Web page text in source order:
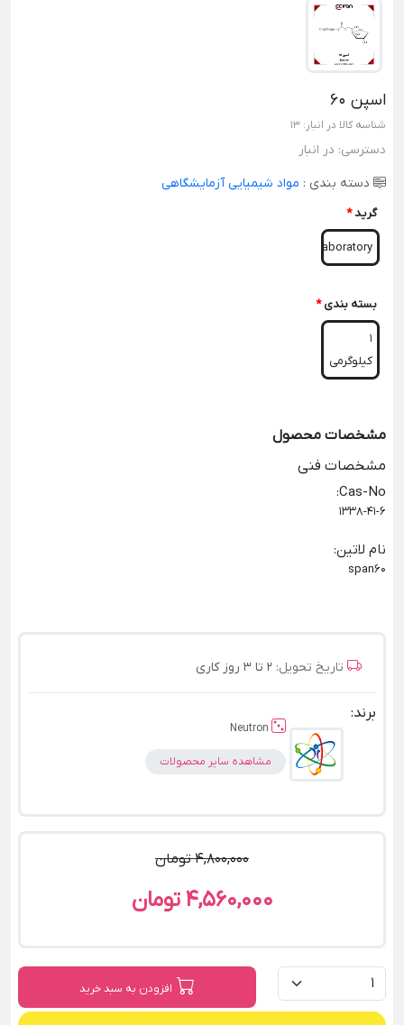
اسپن 60
شناسه کالا در انبار: 13
دسترسی: در انبار
دسته بندی : مواد شیمیایی آزمایشگاهی
گرید*
Laboratory
بسته بندی *
1
کیلوگرمی
مشخصات محصول
مشخصات فنی
Cas-No
:
1338-41-6
نام لاتین:
span60
تاریخ تحویل: 2 تا 3 روز کاری
برند:
Neutron
مشاهده سایر محصولات
4,800,000 تومان
4,560,000 تومان
افزودن به سبد خرید